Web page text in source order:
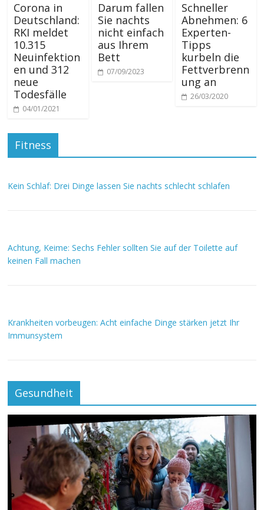
Corona in
Deutschland:
RKI meldet
10.315
Neuinfektion
en und 312
neue
Todesfälle
04/01/2021
Darum fallen
Sie nachts
nicht einfach
aus Ihrem
Bett
07/09/2023
Schneller
Abnehmen: 6
Experten-
Tipps
kurbeln die
Fettverbrenn
ung an
26/03/2020
Fitness
Kein Schlaf: Drei Dinge lassen Sie nachts schlecht schlafen
Achtung, Keime: Sechs Fehler sollten Sie auf der Toilette auf
keinen Fall machen
Krankheiten vorbeugen: Acht einfache Dinge stärken jetzt Ihr
Immunsystem
Gesundheit